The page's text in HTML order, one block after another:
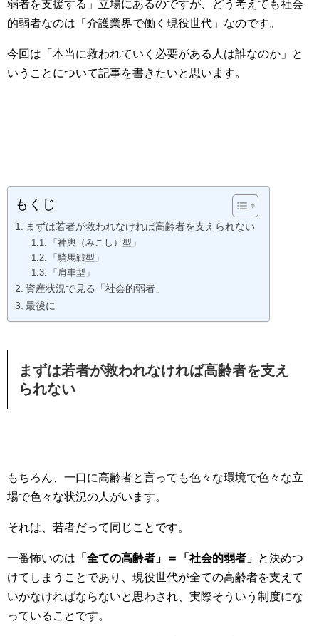
弱者を支援する」立場にあるのですが、どう考えても社会
的弱者なのは「介護業界で働く現役世代」なのです。
今回は「本当に救われていく必要がある人は誰なのか」と
いうことについて記事を書きたいと思います。
もくじ
まずは若者が救われなければ高齢者を支えられない
「神輿（みこし）型」
「騎馬戦型」
「肩車型」
資産状況で見る「社会的弱者」
最後に
まずは若者が救われなければ高齢者を支え
られない
もちろん、一口に高齢者と言っても色々な環境で色々な立
場で色々な状況の人がいます。
それは、若者だって同じことです。
一番怖いのは 「全ての高齢者」＝「社会的弱者」 と決めつ
けてしまうことであり、現役世代が全ての高齢者を支えて
いかなければならないと思わされ、実際そういう制度にな
っていることです。